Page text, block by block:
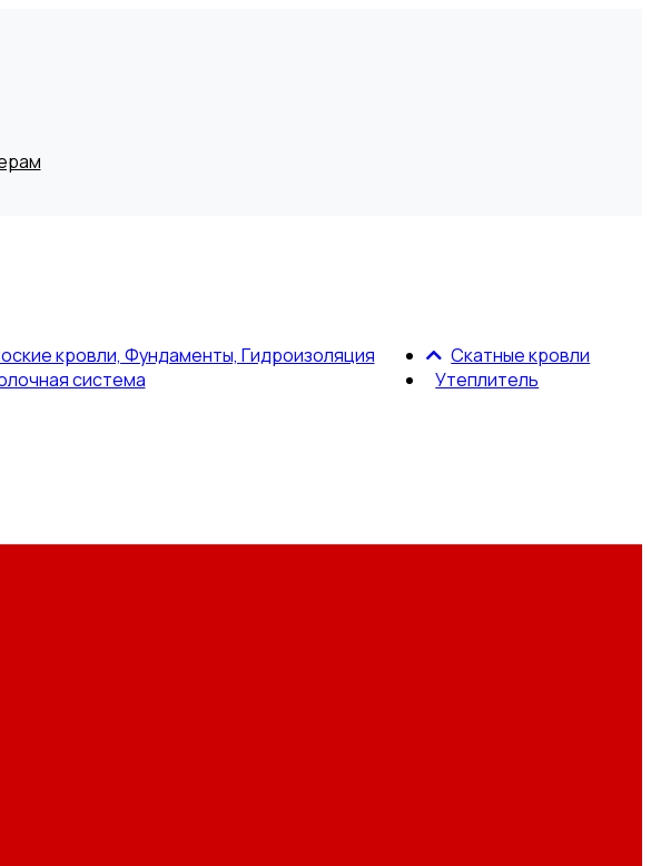
кровли, Фундаменты, Гидроизоляция
система
Скатные кровли
Утеплитель